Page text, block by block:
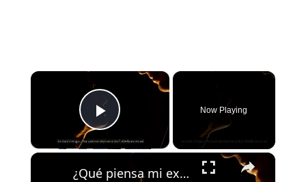
×
Play Video
Now Playing
×
¿Qué piensa mi ex si no le respondo los mensajes?